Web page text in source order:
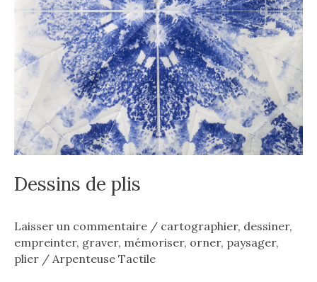
Dessins de plis
Laisser un commentaire / cartographier, dessiner,
empreinter, graver, mémoriser, orner, paysager,
plier / Arpenteuse Tactile